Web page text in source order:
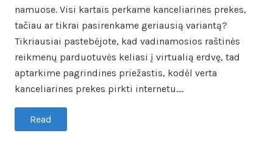
namuose. Visi kartais perkame kanceliarines prekes,
tačiau ar tikrai pasirenkame geriausią variantą?
Tikriausiai pastebėjote, kad vadinamosios raštinės
reikmenų parduotuvės keliasi į virtualią erdvę, tad
aptarkime pagrindines priežastis, kodėl verta
kanceliarines prekes pirkti internetu.…
Read